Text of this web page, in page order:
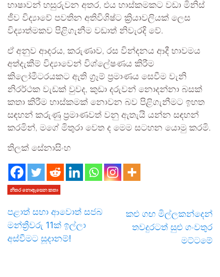
භාෂාවන් හසුරුවන අතර, එය හාස්කමකට වඩා මිනිස්
ජීව විද්‍යාවේ පවතින අතිවිශිෂ්ට ක්‍රියාවලියක් ලෙස
විද්‍යාත්මකව පිළිගැනීම වඩාත් නිවැරදි වේ.
ඒ අනුව ආදරය, කරුණාව, රස වින්දනය ආදී භාවමය
අත්දැකීම් විද්‍යාවෙන් විශ්ලේෂණය කිරීම
කිලෝමීටරයකට ඇති ග්‍රෑම් ප්‍රමාණය සෙවීම වැනි
නිරර්ථක වැඩක් වුවද, කුඩා දරුවන් නොදන්නා බසක්
කතා කිරීම හාස්කමක් නොවන බව පිළිගැනීමට ඉහත
සඳහන් කරුණු ප්‍රමාණවත් වනු ඇතැයි යන්න සඳහන්
කරමින්, මගේ මිතුරා වෙත ද මෙම සටහන යොමු කරමි.
තිලක් සේනාසිංහ
නිතර නොඇසෙන කතා
පළාත් සභා ආවොත් සජබ
මන්ත්‍රීවරු 11ක් ඉල්ලා
අස්වීමට සූදානම්!
කළු ගඟ මිල්ලකන්දෙන්
තවදුරටත් සුළු ගංවතුර
මට්ටමේ